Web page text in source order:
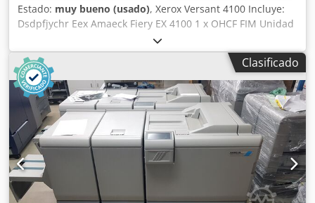
Estado: muy bueno (usado), Xerox Versant 4100 Incluye:
Dsdpfjychr Eex Amaeck Fiery EX 4100 1 x OHCF FIM Unidad
de plegado en línea Equipo para la elaboración de folletos
¡La máquina está en perfectas condiciones de
funcionamiento!
Clasificado